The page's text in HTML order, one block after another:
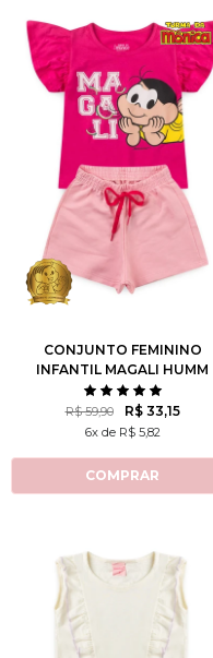
1 6
CONJUNTO FEMININO
INFANTIL MAGALI HUMM
AMO MELANCIA- TURMA
DA MÔNICA
R$ 59,90 R$ 33,15
6x de R$ 5,82
COMPRAR